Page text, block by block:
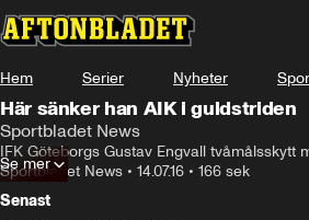
Hem Serier Nyheter
Här sänker han AIK i guldstriden
Sportbladet News
IFK Göteborgs Gustav Engvall tvåmålsskytt
Sportbladet News • 14.07.16 • 166 sek
Se mer
Senast